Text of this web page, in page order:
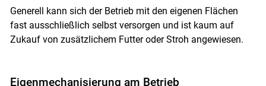
Generell kann sich der Betrieb mit den eigenen Flächen
fast ausschließlich selbst versorgen und ist kaum auf
Zukauf von zusätzlichem Futter oder Stroh angewiesen.
Eigenmechanisierung am Betrieb